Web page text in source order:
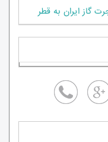
گاز ایران به قطر